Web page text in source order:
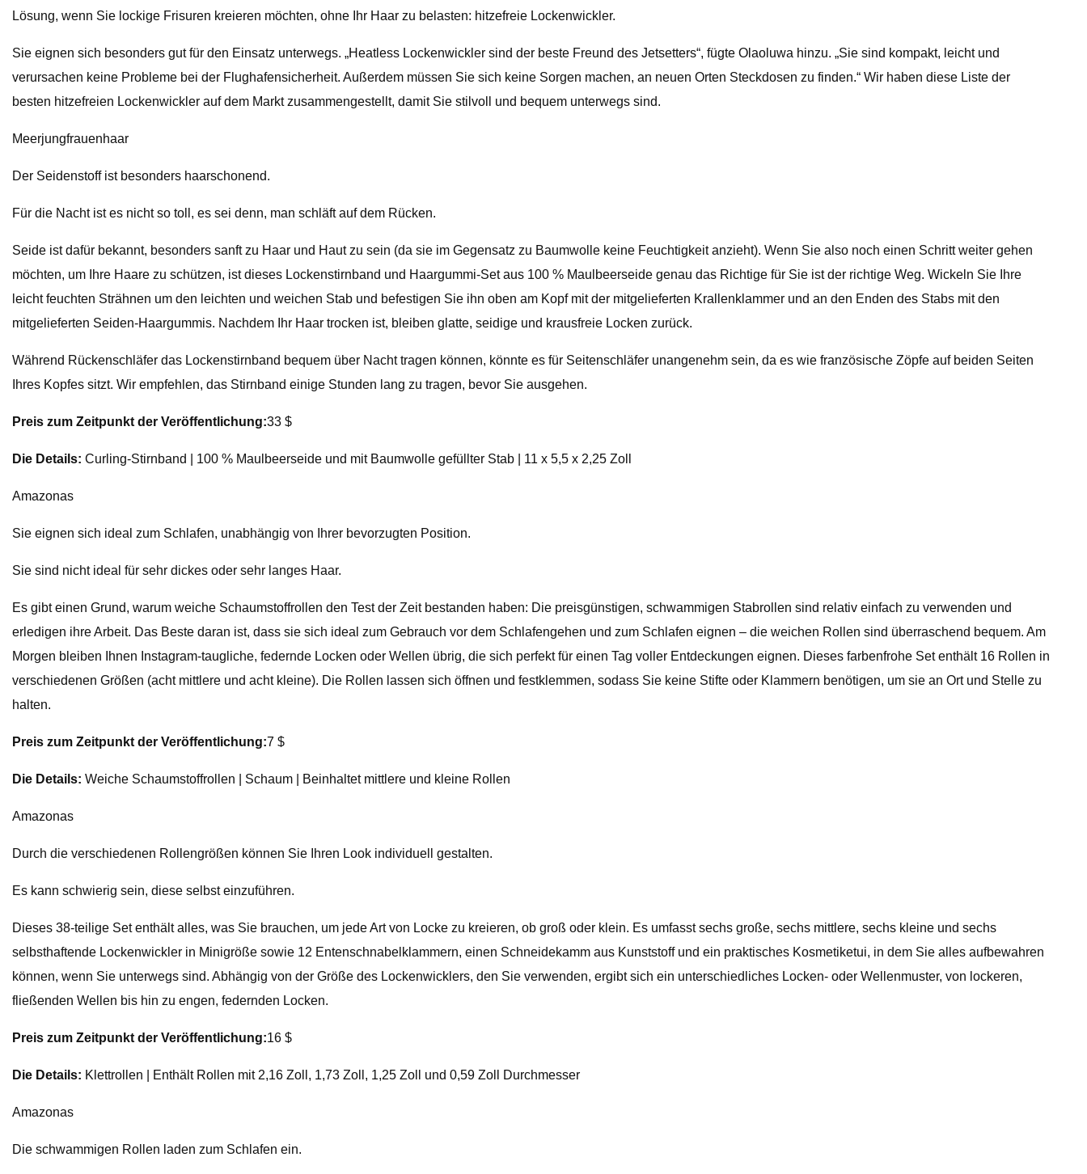
Lösung, wenn Sie lockige Frisuren kreieren möchten, ohne Ihr Haar zu belasten: hitzefreie Lockenwickler.
Sie eignen sich besonders gut für den Einsatz unterwegs. „Heatless Lockenwickler sind der beste Freund des Jetsetters“, fügte Olaoluwa hinzu. „Sie sind kompakt, leicht und
verursachen keine Probleme bei der Flughafensicherheit. Außerdem müssen Sie sich keine Sorgen machen, an neuen Orten Steckdosen zu finden.“ Wir haben diese Liste der
besten hitzefreien Lockenwickler auf dem Markt zusammengestellt, damit Sie stilvoll und bequem unterwegs sind.
Meerjungfrauenhaar
Der Seidenstoff ist besonders haarschonend.
Für die Nacht ist es nicht so toll, es sei denn, man schläft auf dem Rücken.
Seide ist dafür bekannt, besonders sanft zu Haar und Haut zu sein (da sie im Gegensatz zu Baumwolle keine Feuchtigkeit anzieht). Wenn Sie also noch einen Schritt weiter gehen
möchten, um Ihre Haare zu schützen, ist dieses Lockenstirnband und Haargummi-Set aus 100 % Maulbeerseide genau das Richtige für Sie ist der richtige Weg. Wickeln Sie Ihre
leicht feuchten Strähnen um den leichten und weichen Stab und befestigen Sie ihn oben am Kopf mit der mitgelieferten Krallenklammer und an den Enden des Stabs mit den
mitgelieferten Seiden-Haargummis. Nachdem Ihr Haar trocken ist, bleiben glatte, seidige und krausfreie Locken zurück.
Während Rückenschläfer das Lockenstirnband bequem über Nacht tragen können, könnte es für Seitenschläfer unangenehm sein, da es wie französische Zöpfe auf beiden Seiten
Ihres Kopfes sitzt. Wir empfehlen, das Stirnband einige Stunden lang zu tragen, bevor Sie ausgehen.
Preis zum Zeitpunkt der Veröffentlichung:33 $
Die Details: Curling-Stirnband | 100 % Maulbeerseide und mit Baumwolle gefüllter Stab | 11 x 5,5 x 2,25 Zoll
Amazonas
Sie eignen sich ideal zum Schlafen, unabhängig von Ihrer bevorzugten Position.
Sie sind nicht ideal für sehr dickes oder sehr langes Haar.
Es gibt einen Grund, warum weiche Schaumstoffrollen den Test der Zeit bestanden haben: Die preisgünstigen, schwammigen Stabrollen sind relativ einfach zu verwenden und
erledigen ihre Arbeit. Das Beste daran ist, dass sie sich ideal zum Gebrauch vor dem Schlafengehen und zum Schlafen eignen – die weichen Rollen sind überraschend bequem. Am
Morgen bleiben Ihnen Instagram-taugliche, federnde Locken oder Wellen übrig, die sich perfekt für einen Tag voller Entdeckungen eignen. Dieses farbenfrohe Set enthält 16 Rollen in
verschiedenen Größen (acht mittlere und acht kleine). Die Rollen lassen sich öffnen und festklemmen, sodass Sie keine Stifte oder Klammern benötigen, um sie an Ort und Stelle zu
halten.
Preis zum Zeitpunkt der Veröffentlichung:7 $
Die Details: Weiche Schaumstoffrollen | Schaum | Beinhaltet mittlere und kleine Rollen
Amazonas
Durch die verschiedenen Rollengrößen können Sie Ihren Look individuell gestalten.
Es kann schwierig sein, diese selbst einzuführen.
Dieses 38-teilige Set enthält alles, was Sie brauchen, um jede Art von Locke zu kreieren, ob groß oder klein. Es umfasst sechs große, sechs mittlere, sechs kleine und sechs
selbsthaftende Lockenwickler in Minigröße sowie 12 Entenschnabelklammern, einen Schneidekamm aus Kunststoff und ein praktisches Kosmetiketui, in dem Sie alles aufbewahren
können, wenn Sie unterwegs sind. Abhängig von der Größe des Lockenwicklers, den Sie verwenden, ergibt sich ein unterschiedliches Locken- oder Wellenmuster, von lockeren,
fließenden Wellen bis hin zu engen, federnden Locken.
Preis zum Zeitpunkt der Veröffentlichung:16 $
Die Details: Klettrollen | Enthält Rollen mit 2,16 Zoll, 1,73 Zoll, 1,25 Zoll und 0,59 Zoll Durchmesser
Amazonas
Die schwammigen Rollen laden zum Schlafen ein.